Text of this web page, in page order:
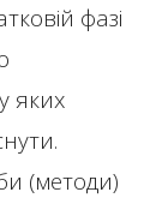
фазі
яких
(методи)